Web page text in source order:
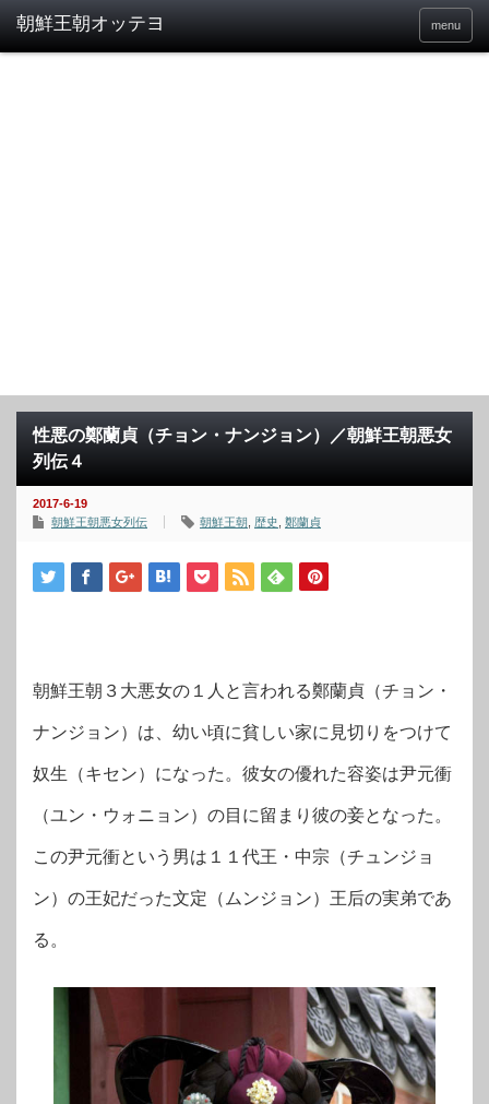
menu
性悪の鄭蘭貞（チョン・ナンジョン）／朝鮮王朝悪女
列伝４
2017-6-19
朝鮮王朝悪女列伝
朝鮮王朝 歴史 鄭蘭貞
朝鮮王朝３大悪女の１人と言われる鄭蘭貞（チョン・
ナンジョン）は、幼い頃に貧しい家に見切りをつけて
奴生（キセン）になった。彼女の優れた容姿は尹元衝
（ユン・ウォニョン）の目に留まり彼の妾となった。
この尹元衝という男は１１代王・中宗（チュンジョ
ン）の王妃だった文定（ムンジョン）王后の実弟であ
る。